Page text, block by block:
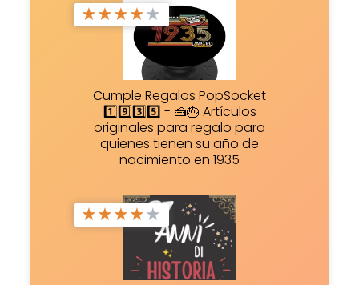
★★★★★
Cumple Regalos PopSocket
1️⃣9️⃣3️⃣5️⃣ - 🍰🎂 Artículos
originales para regalo para
quienes tienen su año de
nacimiento en 1935
★★★★★